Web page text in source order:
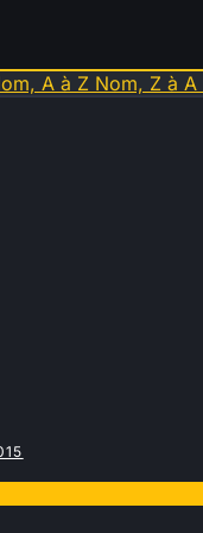
A à Z Nom, Z à A